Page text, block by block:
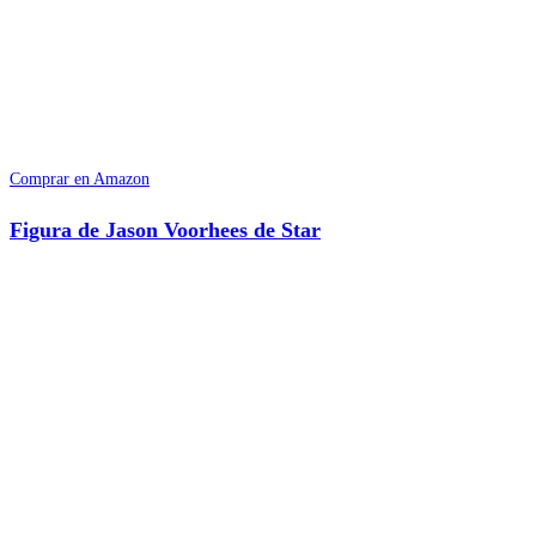
Comprar en Amazon
Figura de Jason Voorhees de Star